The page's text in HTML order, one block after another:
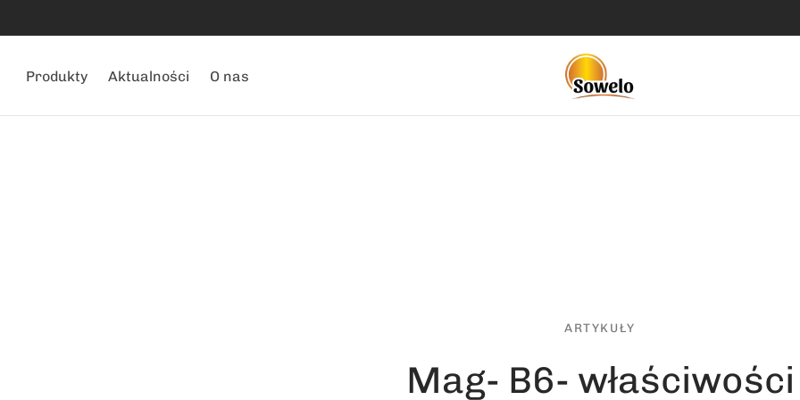
Produkty Aktualności O nas
ARTYKUŁY
Mag- B6- właściwości